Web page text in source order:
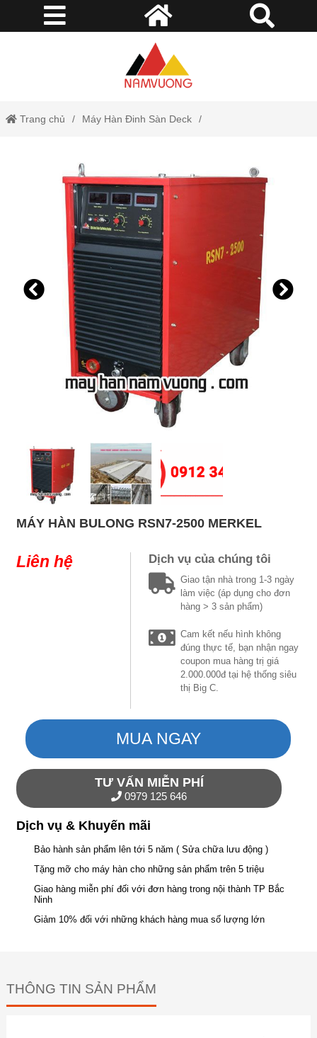
Trang chủ Máy Hàn Đinh Sàn Deck
MÁY HÀN BULONG RSN7-2500 MERKEL
Liên hệ Dịch vụ của chúng tôi
Giao tận nhà trong 1-3 ngày
làm việc (áp dụng cho đơn
hàng > 3 sản phẩm)
Cam kết nếu hình không
đúng thực tế, bạn nhận ngay
coupon mua hàng trị giá
2.000.000đ tại hệ thống siêu
thị Big C.
MUA NGAY
TƯ VẤN MIỄN PHÍ
0979 125 646
Dịch vụ & Khuyến mãi
Bảo hành sản phẩm lên tới 5 năm ( Sửa chữa lưu động )
Tặng mỡ cho máy hàn cho những sản phẩm trên 5 triệu
Giao hàng miễn phí đối với đơn hàng trong nội thành TP Bắc
Ninh
Giảm 10% đối với những khách hàng mua số lượng lớn
THÔNG TIN SẢN PHẨM